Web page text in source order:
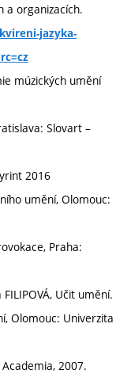
a organizacích.
jazyka-
múzických umění
Slovart –
2016
umění, Olomouc:
Praha:
Učit umění.
Olomouc: Univerzita
2007.